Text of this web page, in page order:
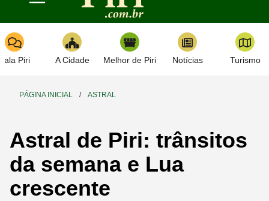
Toggle navigation
Piri A Cidade Melhor de Piri Notícias Turismo
PÁGINA INICIAL / ASTRAL
Astral de Piri: trânsitos
da semana e Lua
crescente